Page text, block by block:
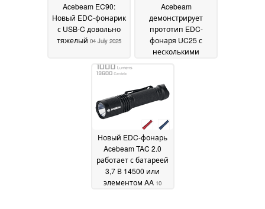
Acebeam EC90:
Новый EDC-фонарик
с USB-C довольно
тяжелый 04 July 2025
Acebeam
демонстрирует
прототип EDC-
фонаря UC25 с
несколькими
Новый EDC-фонарь
Acebeam TAC 2.0
работает с батареей
3,7 В 14500 или
элементом AA 10